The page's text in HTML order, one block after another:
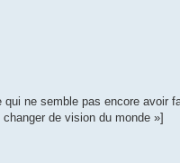
ne semble pas encore avoir
de vision du monde »]